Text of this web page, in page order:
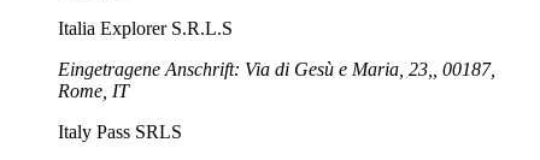
Italia Explorer S.R.L.S
Eingetragene Anschrift: Via di Gesù e Maria, 23,, 00187,
Rome, IT
Italy Pass SRLS